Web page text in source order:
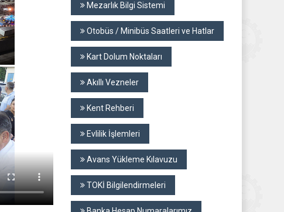
Mezarlık Bilgi Sistemi
Otobüs / Minibüs Saatleri ve Hatlar
Kart Dolum Noktaları
Akıllı Vezneler
Kent Rehberi
Evlilik İşlemleri
Avans Yükleme Kılavuzu
TOKİ Bilgilendirmeleri